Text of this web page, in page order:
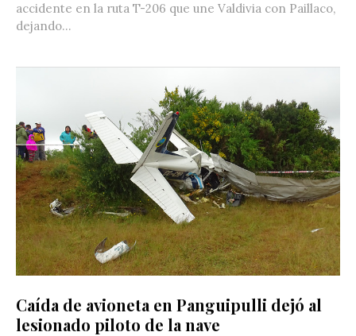
accidente en la ruta T-206 que une Valdivia con Paillaco,
dejando...
Caída de avioneta en Panguipulli dejó al
lesionado piloto de la nave